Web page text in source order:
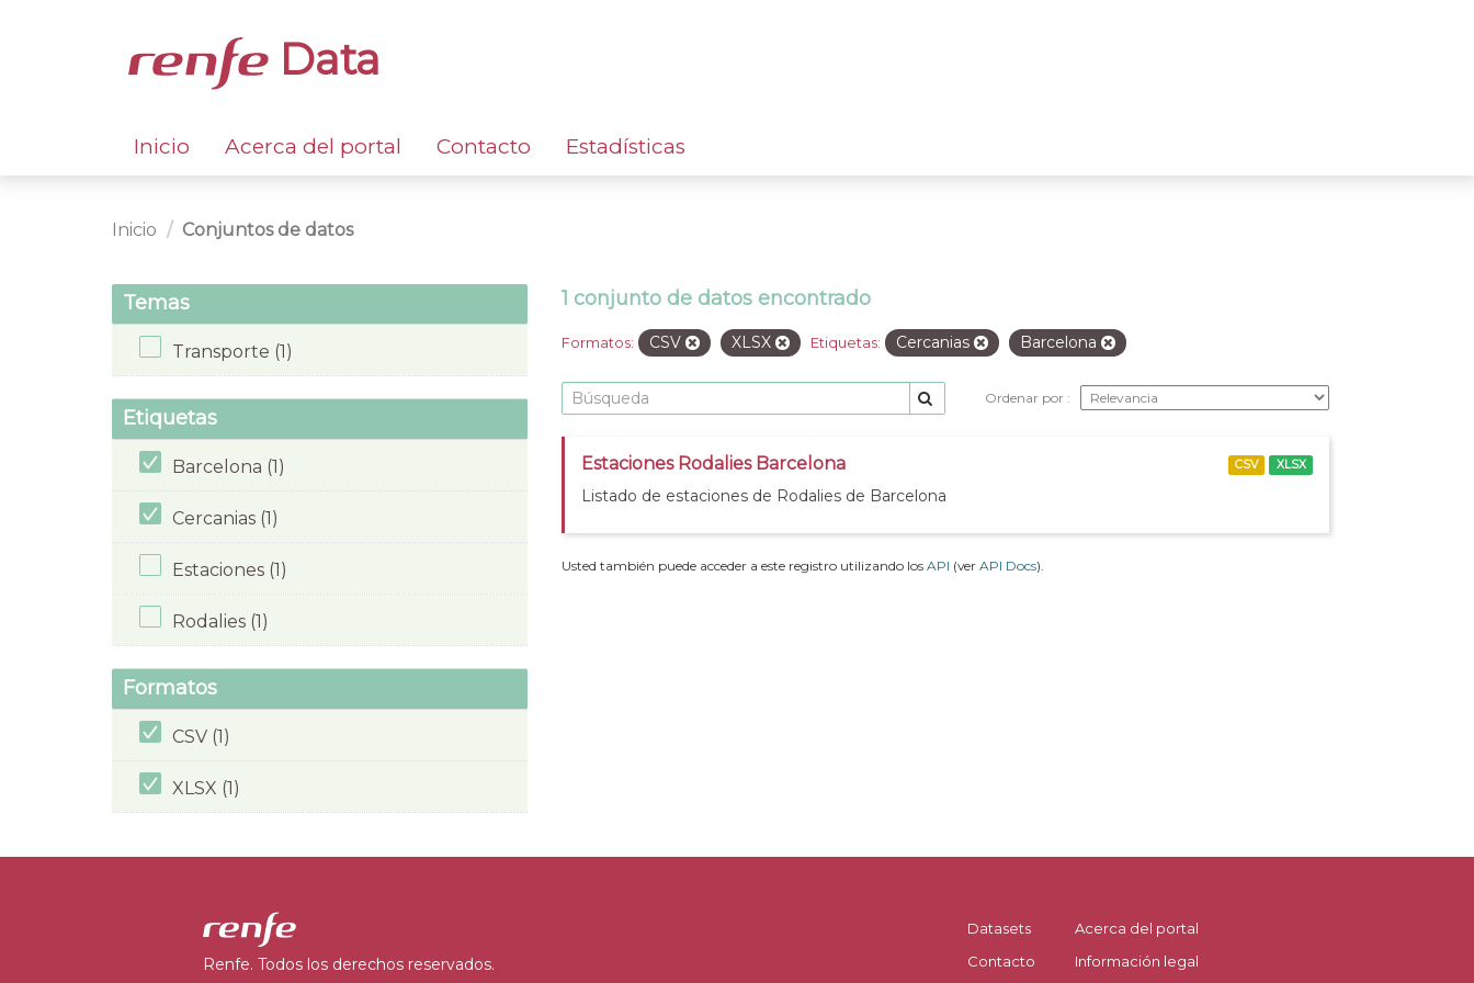
Data
Inicio Acerca del portal Contacto Estadísticas
Inicio Conjuntos de datos
Temas
Transporte (1)
Etiquetas
Barcelona (1)
Cercanias (1)
Estaciones (1)
Rodalies (1)
Formatos
CSV (1)
XLSX (1)
1 conjunto de datos encontrado
Formatos: CSV XLSX Etiquetas: Cercanias Barcelona
Ordenar por
Estaciones Rodalies Barcelona
Listado de estaciones de Rodalies de Barcelona
CSV XLSX
Usted también puede acceder a este registro utilizando los API (ver API Docs).
Renfe. Todos los derechos reservados.
Datasets
Contacto
Acerca del portal
Información legal